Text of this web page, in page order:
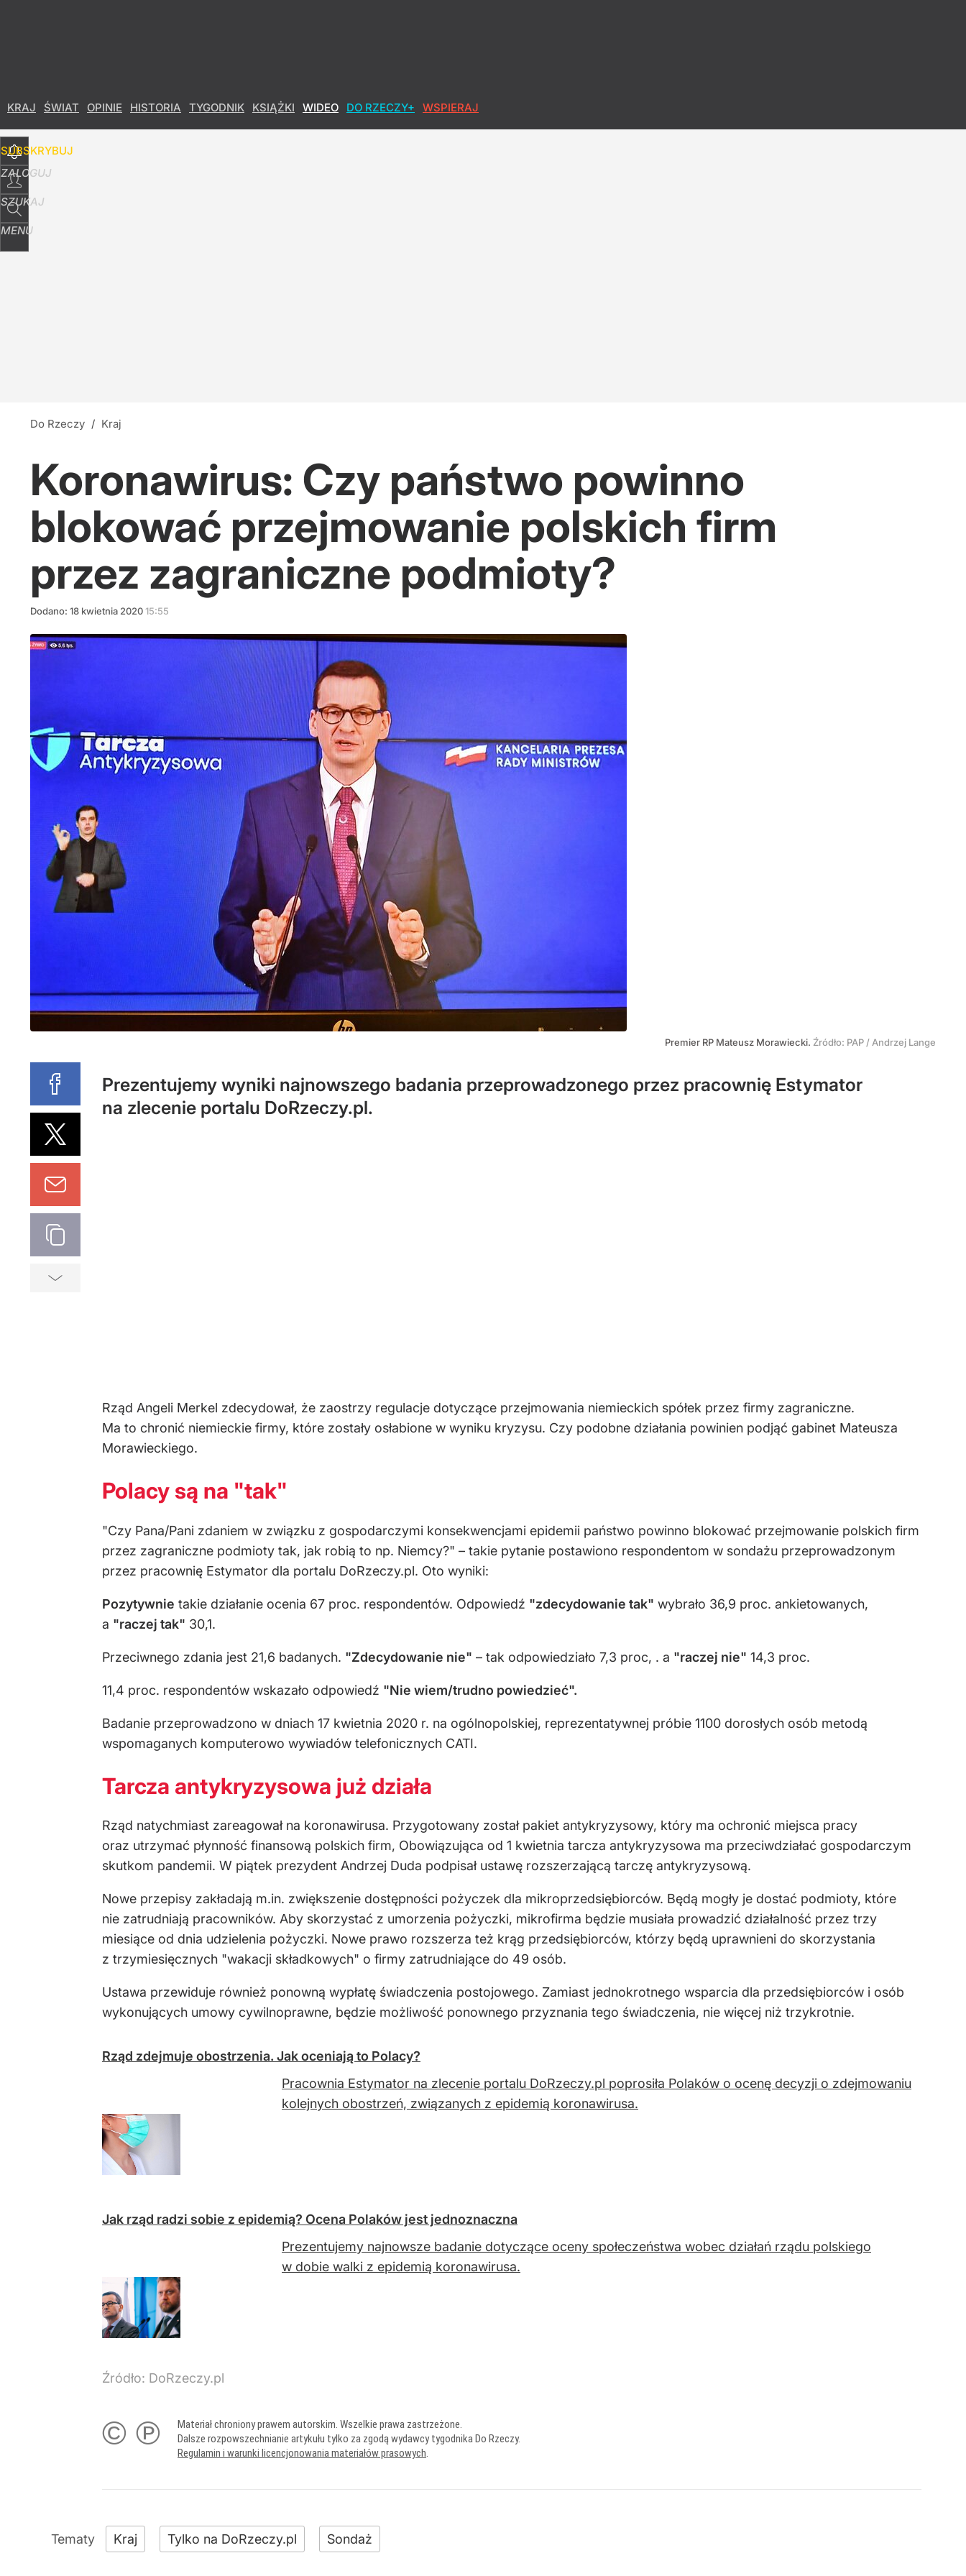
KRAJ ŚWIAT OPINIE HISTORIA TYGODNIK KSIĄŻKI WIDEO DO RZECZY+ WSPIERAJ
SUBSKRYBUJ
ZALOGUJ
SZUKAJ
MENU
Do Rzeczy / Kraj
Koronawirus: Czy państwo powinno
blokować przejmowanie polskich firm
przez zagraniczne podmioty?
Dodano: 18 kwietnia 202015:55
Premier RP Mateusz Morawiecki. Źródło: PAP / Andrzej Lange
Prezentujemy wyniki najnowszego badania przeprowadzonego przez pracownię Estymator
na zlecenie portalu DoRzeczy.pl.
Rząd Angeli Merkel zdecydował, że zaostrzy regulacje dotyczące przejmowania niemieckich spółek przez firmy zagraniczne.
Ma to chronić niemieckie firmy, które zostały osłabione w wyniku kryzysu. Czy podobne działania powinien podjąć gabinet Mateusza
Morawieckiego.
Polacy są na "tak"
"Czy Pana/Pani zdaniem w związku z gospodarczymi konsekwencjami epidemii państwo powinno blokować przejmowanie polskich firm
przez zagraniczne podmioty tak, jak robią to np. Niemcy?" – takie pytanie postawiono respondentom w sondażu przeprowadzonym
przez pracownię Estymator dla portalu DoRzeczy.pl. Oto wyniki:
Pozytywnie takie działanie ocenia 67 proc. respondentów. Odpowiedź "zdecydowanie tak" wybrało 36,9 proc. ankietowanych,
a "raczej tak" 30,1.
Przeciwnego zdania jest 21,6 badanych. "Zdecydowanie nie" – tak odpowiedziało 7,3 proc, . a "raczej nie" 14,3 proc.
11,4 proc. respondentów wskazało odpowiedź "Nie wiem/trudno powiedzieć".
Badanie przeprowadzono w dniach 17 kwietnia 2020 r. na ogólnopolskiej, reprezentatywnej próbie 1100 dorosłych osób metodą
wspomaganych komputerowo wywiadów telefonicznych CATI.
Tarcza antykryzysowa już działa
Rząd natychmiast zareagował na koronawirusa. Przygotowany został pakiet antykryzysowy, który ma ochronić miejsca pracy
oraz utrzymać płynność finansową polskich firm, Obowiązująca od 1 kwietnia tarcza antykryzysowa ma przeciwdziałać gospodarczym
skutkom pandemii. W piątek prezydent Andrzej Duda podpisał ustawę rozszerzającą tarczę antykryzysową.
Nowe przepisy zakładają m.in. zwiększenie dostępności pożyczek dla mikroprzedsiębiorców. Będą mogły je dostać podmioty, które
nie zatrudniają pracowników. Aby skorzystać z umorzenia pożyczki, mikrofirma będzie musiała prowadzić działalność przez trzy
miesiące od dnia udzielenia pożyczki. Nowe prawo rozszerza też krąg przedsiębiorców, którzy będą uprawnieni do skorzystania
z trzymiesięcznych "wakacji składkowych" o firmy zatrudniające do 49 osób.
Ustawa przewiduje również ponowną wypłatę świadczenia postojowego. Zamiast jednokrotnego wsparcia dla przedsiębiorców i osób
wykonujących umowy cywilnoprawne, będzie możliwość ponownego przyznania tego świadczenia, nie więcej niż trzykrotnie.
Rząd zdejmuje obostrzenia. Jak oceniają to Polacy?
Pracownia Estymator na zlecenie portalu DoRzeczy.pl poprosiła Polaków o ocenę decyzji o zdejmowaniu
kolejnych obostrzeń, związanych z epidemią koronawirusa.
Jak rząd radzi sobie z epidemią? Ocena Polaków jest jednoznaczna
Prezentujemy najnowsze badanie dotyczące oceny społeczeństwa wobec działań rządu polskiego
w dobie walki z epidemią koronawirusa.
Źródło: DoRzeczy.pl
© ℗
Materiał chroniony prawem autorskim. Wszelkie prawa zastrzeżone.
Dalsze rozpowszechnianie artykułu tylko za zgodą wydawcy tygodnika Do Rzeczy.
Regulamin i warunki licencjonowania materiałów prasowych.
Kraj Tylko na DoRzeczy.pl Sondaż